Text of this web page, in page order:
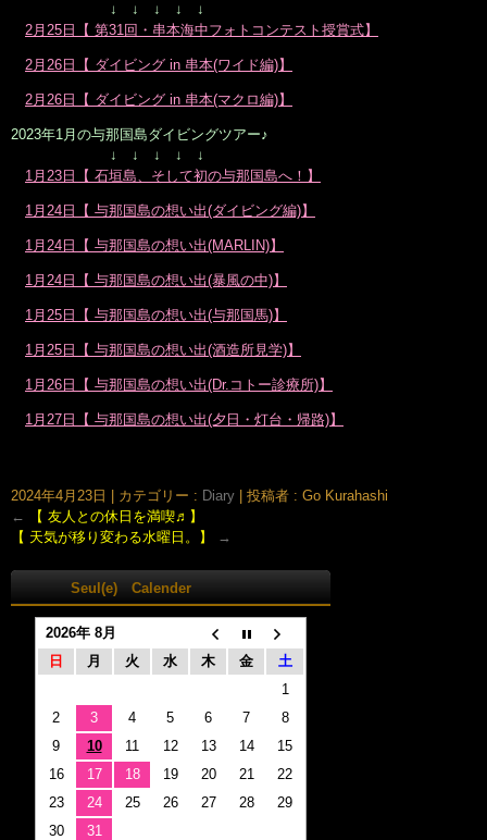
↓ ↓ ↓ ↓ ↓
2月25日【 第31回・串本海中フォトコンテスト授賞式】
2月26日【 ダイビング in 串本(ワイド編)】
2月26日【 ダイビング in 串本(マクロ編)】
2023年1月の与那国島ダイビングツアー♪
↓ ↓ ↓ ↓ ↓
1月23日【 石垣島、そして初の与那国島へ！】
1月24日【 与那国島の想い出(ダイビング編)】
1月24日【 与那国島の想い出(MARLIN)】
1月24日【 与那国島の想い出(暴風の中)】
1月25日【 与那国島の想い出(与那国馬)】
1月25日【 与那国島の想い出(酒造所見学)】
1月26日【 与那国島の想い出(Dr.コトー診療所)】
1月27日【 与那国島の想い出(夕日・灯台・帰路)】
2024年4月23日 カテゴリー : Diary
投稿者 : Go Kurahashi
←
【 友人との休日を満喫♬】
【 天気が移り変わる水曜日。】
→
Seul(e) Calender
2026年 8月
日
月 火 水 木 金
土
1
2
3 4 5 6 7
8
9
10 11 12 13 14
15
16
17 18 19 20 21
22
23
24 25 26 27 28
29
30
31